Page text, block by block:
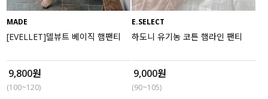
MADE
[EVELLET]델뷰트 베이직 햄팬티
9,800원
(100~120)
E.SELECT
하도니 유기농 코튼 햄라인 팬티
9,000원
(90~105)